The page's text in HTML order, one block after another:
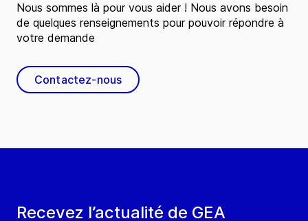
Recevez l’actualité de GEA
Nous sommes là pour vous aider ! Nous avons besoin
de quelques renseignements pour pouvoir répondre à
votre demande
Contactez-nous